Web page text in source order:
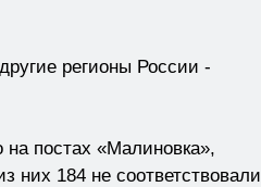
регионы России -
на постах «Малиновка»,
них 184 не соответствовали